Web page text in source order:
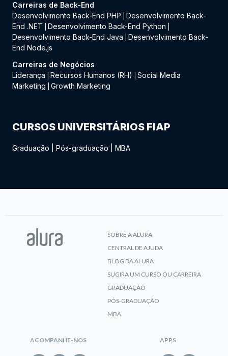
Carreiras de Back-End
Desenvolvimento Back-End PHP
Desenvolvimento Back-
End .NET
Desenvolvimento Back-End Python
Desenvolvimento Back-End Java
Desenvolvimento Back-
End Node.js
Carreiras de Negócios
Liderança
Recursos Humanos (RH)
Social Media
Marketing
Growth Marketing
CURSOS UNIVERSITÁRIOS FIAP
Graduação Pós-graduação MBA
SOBRE A ALURA
CENTRAL DE AJUDA
BLOG DA ALURA
SUGIRA UM CURSO OU CARREIRA
GRADUAÇÃO
PÓS-GRADUAÇÃO
MBA
ACOMPANHE-NOS APPS